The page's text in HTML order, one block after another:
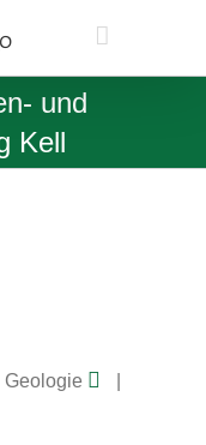
und
Kell
| Geologie